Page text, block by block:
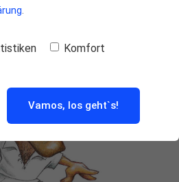
.
Komfort
Vamos, los geht`s!